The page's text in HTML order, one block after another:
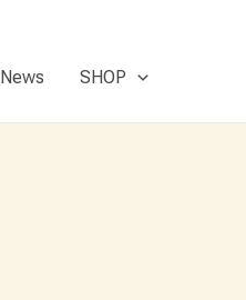
News SHOP